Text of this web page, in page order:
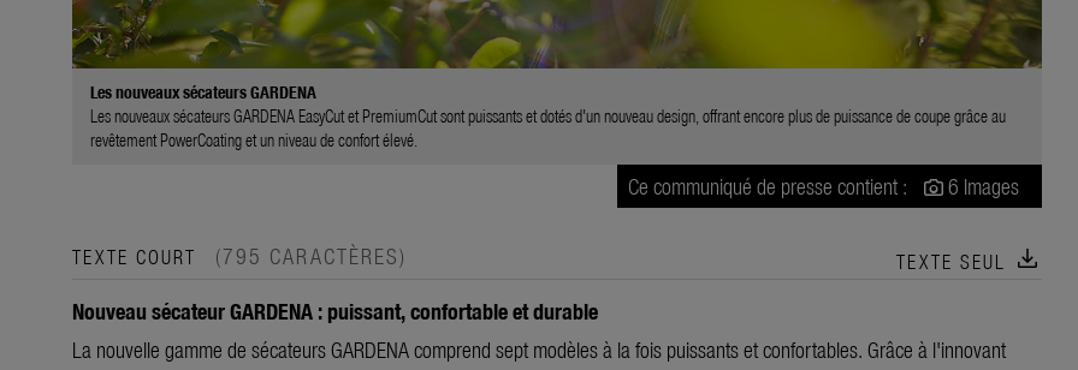
Les nouveaux sécateurs GARDENA
Les nouveaux sécateurs GARDENA EasyCut et PremiumCut sont puissants et dotés d'un nouveau design, offrant encore plus de puissance de coupe grâce au
revêtement PowerCoating et un niveau de confort élevé.
Ce communiqué de presse contient : 6 Images
TEXTE COURT (795 CARACTÈRES) TEXTE SEUL download
Nouveau sécateur GARDENA : puissant, confortable et durable
La nouvelle gamme de sécateurs GARDENA comprend sept modèles à la fois puissants et confortables. Grâce à l'innovant